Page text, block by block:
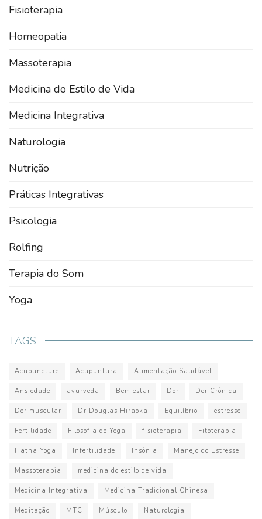
Fisioterapia
Homeopatia
Massoterapia
Medicina do Estilo de Vida
Medicina Integrativa
Naturologia
Nutrição
Práticas Integrativas
Psicologia
Rolfing
Terapia do Som
Yoga
TAGS
Acupuncture Acupuntura Alimentação Saudável
Ansiedade ayurveda Bem estar Dor Dor Crônica
Dor muscular Dr Douglas Hiraoka Equilíbrio estresse
Fertilidade Filosofia do Yoga fisioterapia Fitoterapia
Hatha Yoga Infertilidade Insônia Manejo do Estresse
Massoterapia medicina do estilo de vida
Medicina Integrativa Medicina Tradicional Chinesa
Meditação MTC Músculo Naturologia